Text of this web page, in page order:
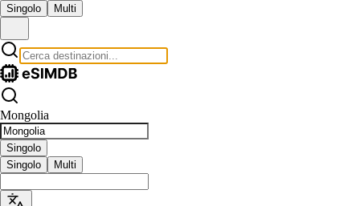
Singolo Multi
Mongolia
Singolo
Singolo
Multi